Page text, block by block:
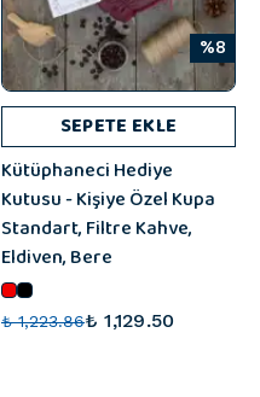
%8
SEPETE EKLE
Kütüphaneci Hediye
Kutusu - Kişiye Özel Kupa
Standart, Filtre Kahve,
Eldiven, Bere
₺ 1,223.86₺ 1,129.50